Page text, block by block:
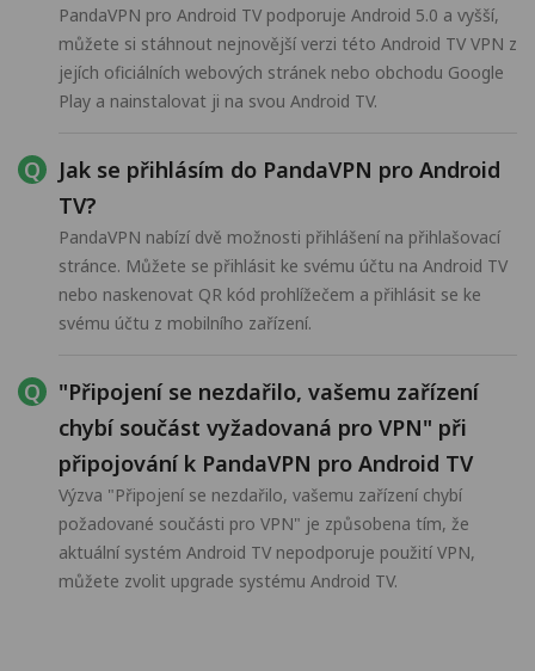
PandaVPN pro Android TV podporuje Android 5.0 a vyšší,
můžete si stáhnout nejnovější verzi této Android TV VPN z
jejích oficiálních webových stránek nebo obchodu Google
Play a nainstalovat ji na svou Android TV.
Jak se přihlásím do PandaVPN pro Android
TV?
PandaVPN nabízí dvě možnosti přihlášení na přihlašovací
stránce. Můžete se přihlásit ke svému účtu na Android TV
nebo naskenovat QR kód prohlížečem a přihlásit se ke
svému účtu z mobilního zařízení.
"Připojení se nezdařilo, vašemu zařízení
chybí součást vyžadovaná pro VPN" při
připojování k PandaVPN pro Android TV
Výzva "Připojení se nezdařilo, vašemu zařízení chybí
požadované součásti pro VPN" je způsobena tím, že
aktuální systém Android TV nepodporuje použití VPN,
můžete zvolit upgrade systému Android TV.